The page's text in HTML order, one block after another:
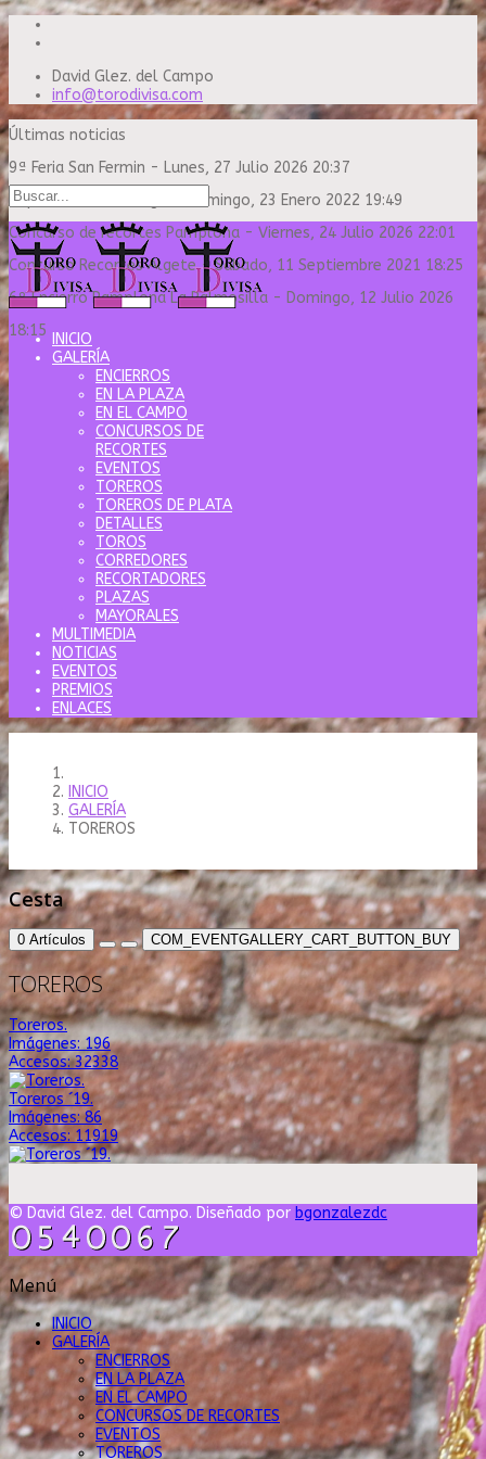
David Glez. del Campo
info@torodivisa.com
Últimas noticias
9ª Feria San Fermin - Lunes, 27 Julio 2026 20:37
Capea Sanse Domingo
Domingo, 23 Enero 2022 19:49
Concurso de recortes Pamplona - Viernes, 24 Julio 2026 22:01
Concurso Recortes Algete-Sábado, 11 Septiembre 2021 18:25
6º Encierro Pamplona La Palmosilla - Domingo, 12 Julio 2026
18:15
INICIO
GALERÍA
ENCIERROS
EN LA PLAZA
EN EL CAMPO
CONCURSOS DE
RECORTES
EVENTOS
TOREROS
TOREROS DE PLATA
DETALLES
TOROS
CORREDORES
RECORTADORES
PLAZAS
MAYORALES
MULTIMEDIA
NOTICIAS
EVENTOS
PREMIOS
ENLACES
INICIO
GALERÍA
TOREROS
Cesta
0 Artículos COM_EVENTGALLERY_CART_BUTTON_BUY
TOREROS
Toreros.
Imágenes: 196
Accesos: 32338
Toreros ´19.
Imágenes: 86
Accesos: 11919
© David Glez. del Campo. Diseñado por bgonzalezdc
Menú
INICIO
GALERÍA
ENCIERROS
EN LA PLAZA
EN EL CAMPO
CONCURSOS DE RECORTES
EVENTOS
TOREROS